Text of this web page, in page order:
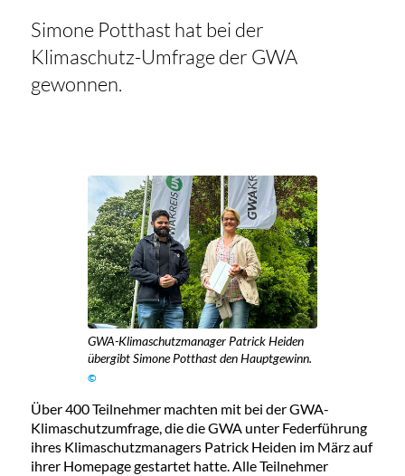
Simone Potthast hat bei der
Klimaschutz-Umfrage der GWA
gewonnen.
GWA-Klimaschutzmanager Patrick Heiden
übergibt Simone Potthast den Hauptgewinn.
©
Über 400 Teilnehmer machten mit bei der GWA-
Klimaschutzumfrage, die die GWA unter Federführung
ihres Klimaschutzmanagers Patrick Heiden im März auf
ihrer Homepage gestartet hatte. Alle Teilnehmer